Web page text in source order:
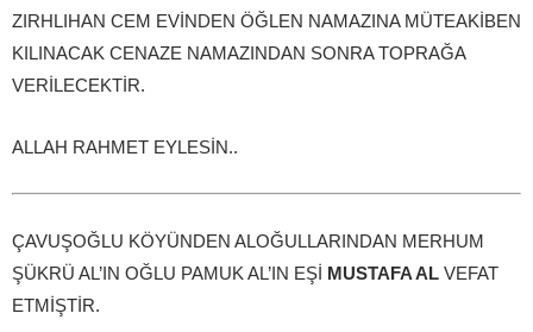
ZIRHLIHAN CEM EVİNDEN ÖĞLEN NAMAZINA MÜTEAKİBEN
KILINACAK CENAZE NAMAZINDAN SONRA TOPRAĞA
VERİLECEKTİR.
ALLAH RAHMET EYLESİN..
ÇAVUŞOĞLU KÖYÜNDEN ALOĞULLARINDAN MERHUM
ŞÜKRÜ AL’IN OĞLU PAMUK AL’IN EŞİ MUSTAFA AL VEFAT
ETMİŞTİR.